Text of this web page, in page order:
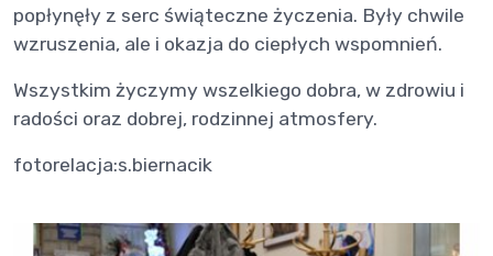
popłynęły z serc świąteczne życzenia. Były chwile
wzruszenia, ale i okazja do ciepłych wspomnień.
Wszystkim życzymy wszelkiego dobra, w zdrowiu i
radości oraz dobrej, rodzinnej atmosfery.
fotorelacja:s.biernacik